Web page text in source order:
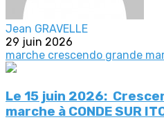
Jean GRAVELLE
29 juin 2026
marche crescendo grande
Le 15 juin 2026:
marche à CONDE SUR